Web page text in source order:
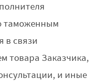
таможенным
в связи
товара Заказчика,
и иные